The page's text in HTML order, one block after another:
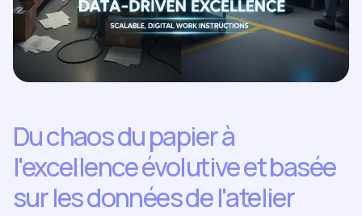
Du chaos du papier à
l'excellence évolutive et basée
sur les données de l'atelier